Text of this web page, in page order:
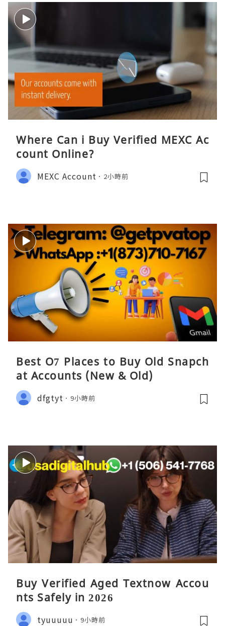
Where Can i Buy Verified MEXC Ac
count Online?
MEXC Account 2小時前
Best O7 Places to Buy Old Snapch
at Accounts (New & Old)
dfgtyt 9小時前
Buy Verified Aged Textnow Accou
nts Safely in 2026
tyuuuuu 9小時前